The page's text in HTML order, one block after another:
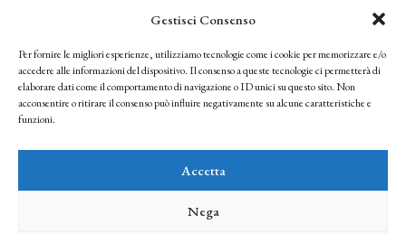
Gestisci Consenso
Per fornire le migliori esperienze, utilizziamo tecnologie come i cookie per memorizzare e/o
accedere alle informazioni del dispositivo. Il consenso a queste tecnologie ci permetterà di
elaborare dati come il comportamento di navigazione o ID unici su questo sito. Non
acconsentire o ritirare il consenso può influire negativamente su alcune caratteristiche e
funzioni.
Accetta
Nega
ISCRIVITI
Facendo clic per iscriverti, riconosci che le tue informazioni saranno trattate
seguendo la nostra Privacy Policy
© 2025 Istituto Matteucci. All right reserved
l’autorizzazione scritta dei proprietari dei diritti e dell’Istituto Matteucci